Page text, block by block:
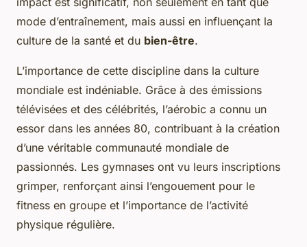
mode d’entraînement, mais aussi en influençant la
culture de la santé et du bien-être.
L’importance de cette discipline dans la culture
mondiale est indéniable. Grâce à des émissions
télévisées et des célébrités, l’aérobic a connu un
essor dans les années 80, contribuant à la création
d’une véritable communauté mondiale de
passionnés. Les gymnases ont vu leurs inscriptions
grimper, renforçant ainsi l’engouement pour le
fitness en groupe et l’importance de l’activité
physique régulière.